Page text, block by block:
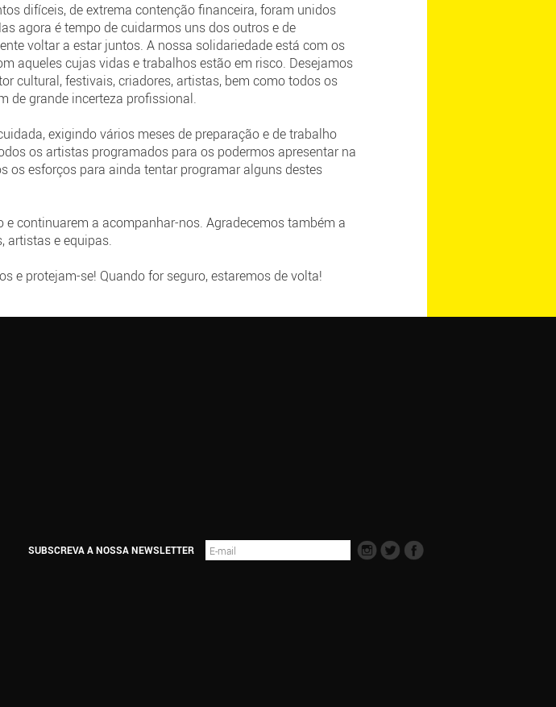
difíceis, de extrema contenção financeira, foram unidos
agora é tempo de cuidarmos uns dos outros e de
voltar a estar juntos. A nossa solidariedade está com os
aqueles cujas vidas e trabalhos estão em risco. Desejamos
cultural, festivais, criadores, artistas, bem como todos os
de grande incerteza profissional.
exigindo vários meses de preparação e de trabalho
os artistas programados para os podermos apresentar na
os esforços para ainda tentar programar alguns destes
continuarem a acompanhar-nos. Agradecemos também a
artistas e equipas.
e protejam-se! Quando for seguro, estaremos de volta!
SUBSCREVA A NOSSA NEWSLETTER